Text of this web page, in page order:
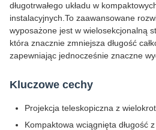
długotrwałego układu w
instalacyjnych.To zaawansowane
wyposażone jest w wielosekcjonalną
która znacznie zmniejsza długość
zapewniając jednocześnie znaczne
Kluczowe cechy
Projekcja teleskopiczna z
Kompaktowa wciągnięta długość